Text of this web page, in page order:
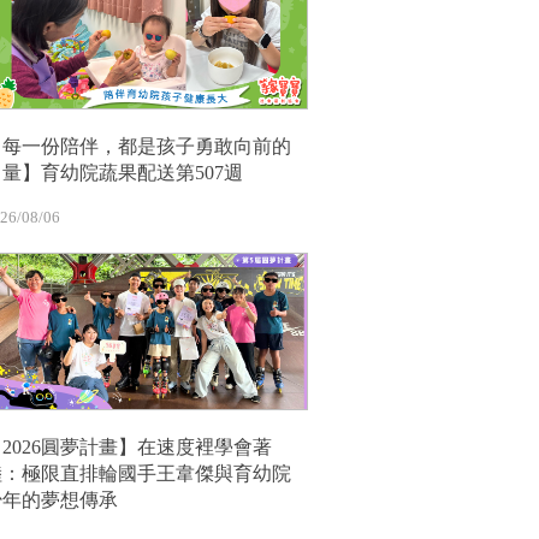
一份陪伴，都是孩子勇敢向前的
】育幼院蔬果配送第507週
08/06
圓夢計畫】在速度裡學會著
極限直排輪國手王韋傑與育幼院
的夢想傳承